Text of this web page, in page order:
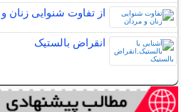
از تفاوت شنوایی
انقراض بالستیک